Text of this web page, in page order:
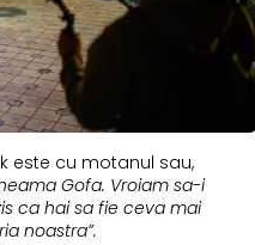
este cu motanul sau,
Gofa. Vroiam sa-i
ca hai sa fie ceva mai
noastra”.